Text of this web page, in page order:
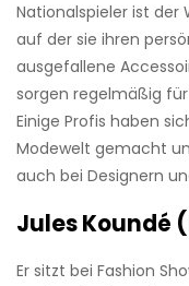
Nationalspieler ist der
auf der sie ihren
ausgefallene
sorgen regelmäßig
Einige Profis haben
Modewelt gemacht
auch bei Designern
Jules Koundé
Er sitzt bei Fashion